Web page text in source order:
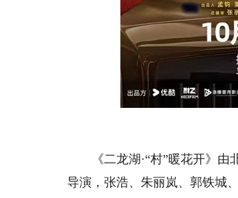
《二龙湖·“村”暖花开》由
导演，张浩、朱丽岚、郭铁城